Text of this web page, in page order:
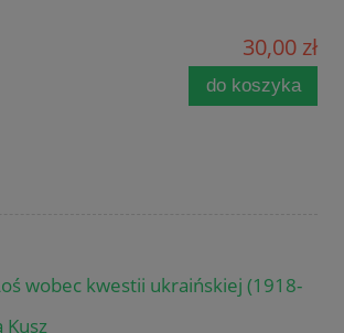
30,00 zł
do koszyka
wobec kwestii ukraińskiej (1918-
Kusz